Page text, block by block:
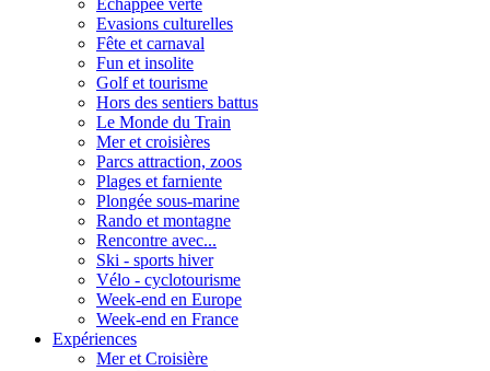
Echappee verte
Evasions culturelles
Fête et carnaval
Fun et insolite
Golf et tourisme
Hors des sentiers battus
Le Monde du Train
Mer et croisières
Parcs attraction, zoos
Plages et farniente
Plongée sous-marine
Rando et montagne
Rencontre avec...
Ski - sports hiver
Vélo - cyclotourisme
Week-end en Europe
Week-end en France
Expériences
Mer et Croisière